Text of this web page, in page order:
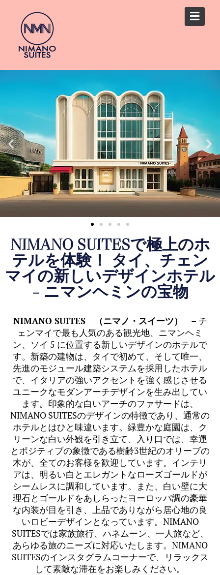
NIMANO SUITESで極上のホ
テルを体験！ タイ、チェン
マイの新しいデザインホテル
– ニマンヘミンの宝物
NIMANO SUITES（ニマノ・スイーツ） – チ
ェンマイで最も人気のある観光地、ニマンヘミ
ン、ソイ 5 に位置する新しいデザインのホテルで
す。新築の建物は、タイで初めて、そして唯一、
先進のモジュール建築システムを採用したホテル
で、イタリアの強いアクセントを強く感じさせる
ユニークなモダンアーチデザインを生み出してい
ます。印象的な白いアーチのファサードは、
NIMANO SUITESのデザインの特徴であり、通常の
ホテルとはひと味違います。緑豊かな庭園は、ク
リーンな白い外観を引き立て、入り口では、幸運
とポジティブの象徴である樹齢3世紀のオリーブの
木が、全てのお客様を歓迎しています。インテリ
アは、明るい白とエレガントなローズゴールドが
シームレスに調和しています。また、白い壁に大
理石とゴールドをあしらったヨーロッパ調の豪華
な内装が目を引き、上品でありながら居心地の良
いロビーデザインとなっています。NIMANO
SUITESでは家族旅行、ハネムーン、一人旅など、
あらゆる旅のニーズに対応いたします。NIMANO
SUITESのインスタグラムコーナーで、リラックス
して素敵な滞在をお楽しみください。